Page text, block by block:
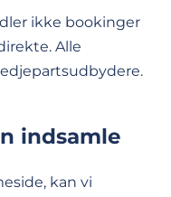
ikke bookinger
Alle
indsamle
kan vi